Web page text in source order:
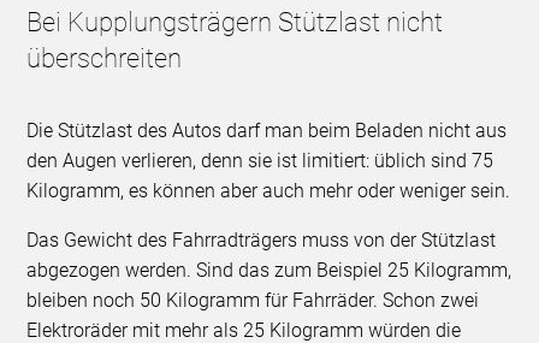
Bei Kupplungsträgern Stützlast nicht
überschreiten
Die Stützlast des Autos darf man beim Beladen nicht aus
den Augen verlieren, denn sie ist limitiert: üblich sind 75
Kilogramm, es können aber auch mehr oder weniger sein.
Das Gewicht des Fahrradträgers muss von der Stützlast
abgezogen werden. Sind das zum Beispiel 25 Kilogramm,
bleiben noch 50 Kilogramm für Fahrräder. Schon zwei
Elektroräder mit mehr als 25 Kilogramm würden die